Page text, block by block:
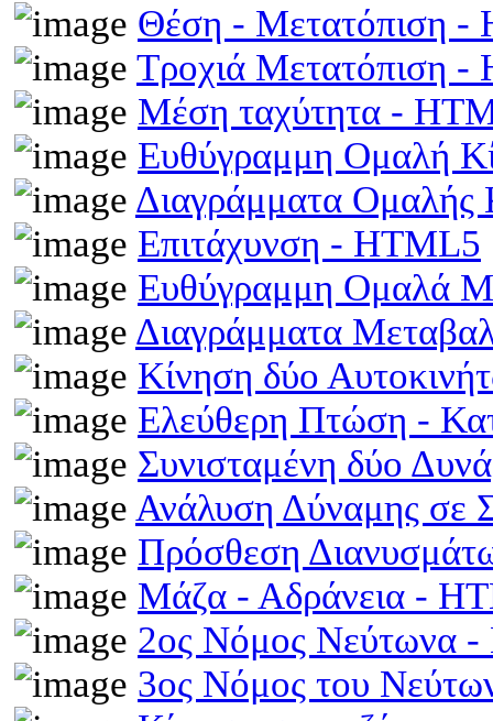
Θέση - Μετατόπιση -
Τροχιά Μετατόπιση -
Μέση ταχύτητα -
Ευθύγραμμη Ομαλή
Διαγράμματα
Επιτάχυνση - HTML5
Ευθύγραμμη Ομαλά
Διαγράμματα
Κίνηση δύο
Ελεύθερη Πτώση -
Συνισταμένη δύο
Ανάλυση Δύναμης σε
Πρόσθεση
Μάζα - Αδράνεια -
2ος Νόμος Νεύτωνα
3ος Νόμος του